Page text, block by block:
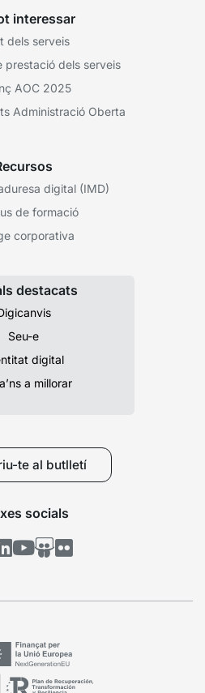
interessar
dels serveis
prestació dels serveis
AOC 2025
Administració Oberta
digital (IMD)
de formació
corporativa
destacats
Seu-e
digital
a millorar
te al butlletí
socials